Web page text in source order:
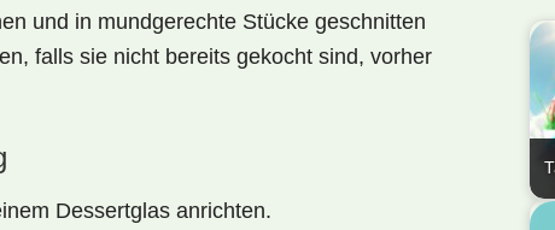
und in mundgerechte Stücke geschnitten
falls sie nicht bereits gekocht sind, vorher
Dessertglas anrichten.